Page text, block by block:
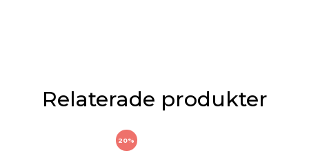
Relaterade produkter
20%